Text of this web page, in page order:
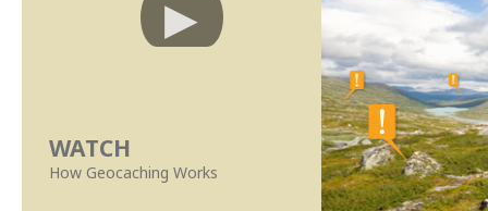
WATCH
How Geocaching Works